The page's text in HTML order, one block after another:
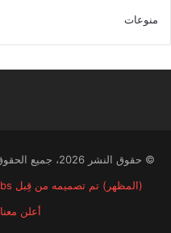
منوعات
© حقوق النشر 2026، جميع الحقوق محفوظة |
(المظهر) تم تصميمه من قِبل TieLabs
أعلن معنا